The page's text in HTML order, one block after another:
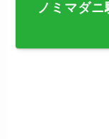
ノミマダニ